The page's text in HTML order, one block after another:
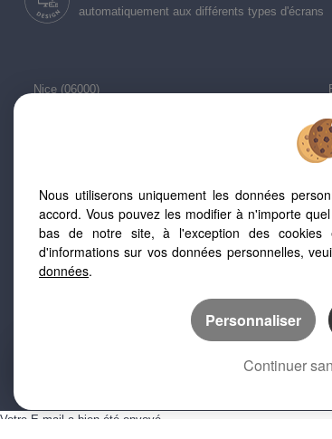
automatiquement aux différents types d'écrans
Nice (06000)
Fait-il bon vivre à Nice ?
Votre E-mail a bien été envoyé.
Nous utiliserons uniquement les données
accord. Vous pouvez les modifier à n'importe
bas de notre site, à l'exception des cookies
d'informations sur vos données personnelles,
données.
Personnaliser
Continuer